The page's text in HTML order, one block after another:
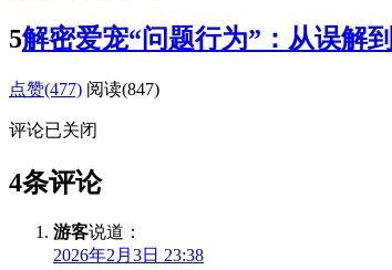
5解密爱宠“问题行为”：从误解
点赞(477) 阅读(847)
评论已关闭
4条评论
游客说道：
2026年2月3日 23:38